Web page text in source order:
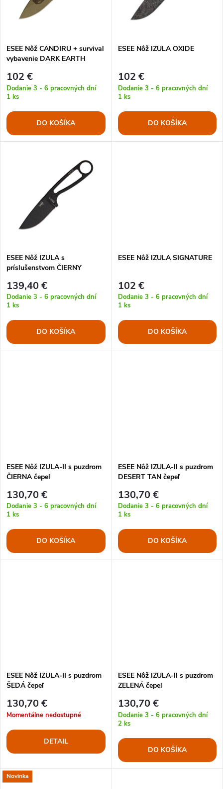
e
p
r
o
o
v
s
p
r
o
d
v
ESEE Nôž CANDIRU + survival
vybavenie DARK EARTH
102 €
Dodanie 3 - 6 pracovných dní
1 ks
DO KOŠÍKA
ESEE Nôž IZULA OXIDE
102 €
Dodanie 3 - 6 pracovných dní
1 ks
DO KOŠÍKA
ESEE Nôž IZULA s
príslušenstvom ČIERNY
139,40 €
Dodanie 3 - 6 pracovných dní
1 ks
DO KOŠÍKA
ESEE Nôž IZULA SIGNATURE
102 €
Dodanie 3 - 6 pracovných dní
1 ks
DO KOŠÍKA
ESEE Nôž IZULA-II s puzdrom
ČIERNA čepeľ
130,70 €
Dodanie 3 - 6 pracovných dní
1 ks
DO KOŠÍKA
ESEE Nôž IZULA-II s puzdrom
DESERT TAN čepeľ
130,70 €
Dodanie 3 - 6 pracovných dní
1 ks
DO KOŠÍKA
ESEE Nôž IZULA-II s puzdrom
ŠEDÁ čepeľ
130,70 €
Momentálne nedostupné
DETAIL
ESEE Nôž IZULA-II s puzdrom
ZELENÁ čepeľ
130,70 €
Dodanie 3 - 6 pracovných dní
2 ks
DO KOŠÍKA
Novinka